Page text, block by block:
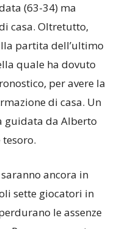
(63-34) ma
casa. Oltretutto,
partita dell’ultimo
quale ha dovuto
per avere la
di casa. Un
guidata da Alberto
ancora in
sette giocatori in
le assenze